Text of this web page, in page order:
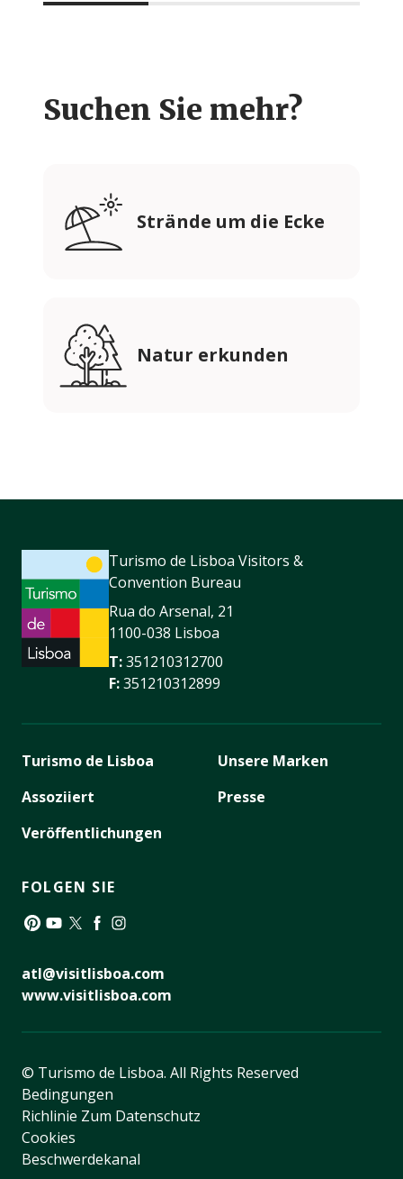
Suchen Sie mehr?
Strände um die Ecke
Natur erkunden
Turismo de Lisboa Visitors &
Convention Bureau
Rua do Arsenal, 21
1100-038 Lisboa
T:351210312700
F:351210312899
Turismo de Lisboa
Assoziiert
Veröffentlichungen
Unsere Marken
Presse
FOLGEN SIE
atl@visitlisboa.com
www.visitlisboa.com
© Turismo de Lisboa. All Rights Reserved
Bedingungen
Richlinie Zum Datenschutz
Cookies
Beschwerdekanal